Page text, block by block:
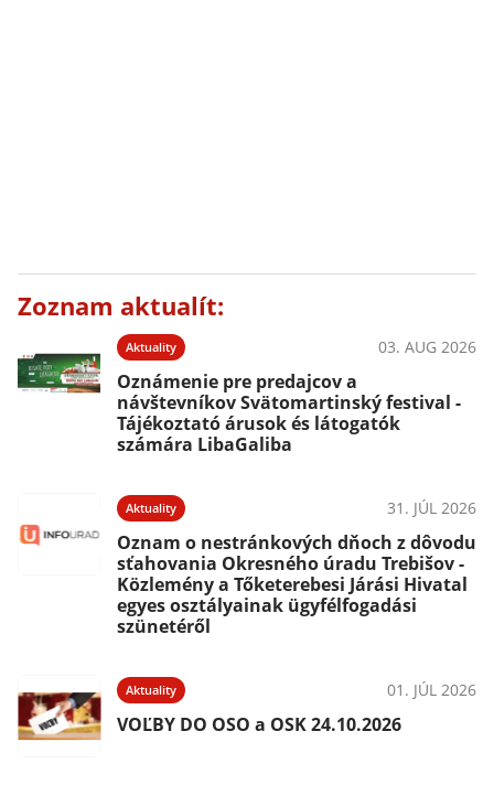
Zoznam aktualít:
Aktuality 03. AUG 2026
Oznámenie pre predajcov a
návštevníkov Svätomartinský festival -
Tájékoztató árusok és látogatók
számára LibaGaliba
Aktuality 31. JÚL 2026
Oznam o nestránkových dňoch z dôvodu
sťahovania Okresného úradu Trebišov -
Közlemény a Tőketerebesi Járási Hivatal
egyes osztályainak ügyfélfogadási
szünetéről
Aktuality 01. JÚL 2026
VOĽBY DO OSO a OSK 24.10.2026